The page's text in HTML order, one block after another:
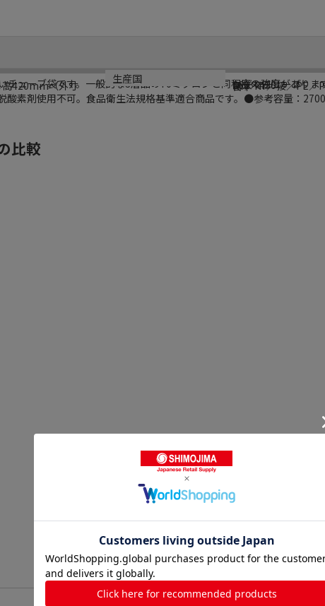
チューブ袋です。一般的な3層品の70ミクロンと同程度の強度があり
酸素剤使用不可。食品衛生法規格基準適合商品です。●参考容量：
シリーズ名
シグマチューブ
規格
260×430
420mm（外寸
材質
NY／NY／接／PE／
生産国
日本
比較